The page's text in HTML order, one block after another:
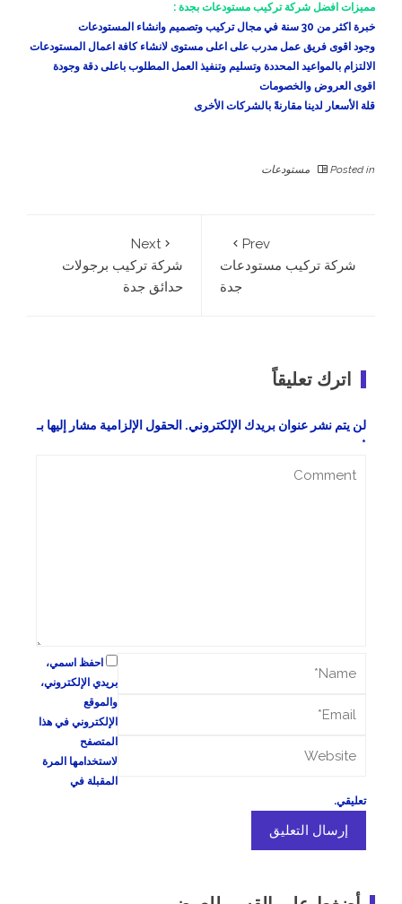
مميزات افضل شركة تركيب مستودعات بجدة :
خبرة اكثر من 30 سنة في مجال تركيب وتصميم وانشاء المستودعات
وجود اقوى فريق عمل مدرب على اعلى مستوى لانشاء كافة اعمال المستودعات
الالتزام بالمواعيد المحددة وتسليم وتنفيذ العمل المطلوب باعلى دقة وجودة
اقوى العروض والخصومات
قلة الأسعار لدينا مقارنةً بالشركات الأخرى
Posted in مستودعات
Prev
شركة تركيب مستودعات
جدة
Next
شركة تركيب برجولات
حدائق جدة
اترك تعليقاً
لن يتم نشر عنوان بريدك الإلكتروني. الحقول الإلزامية مشار إليها بـ
*
احفظ اسمي،
بريدي الإلكتروني،
والموقع
الإلكتروني في هذا
المتصفح
لاستخدامها المرة
المقبلة في
تعليقي.